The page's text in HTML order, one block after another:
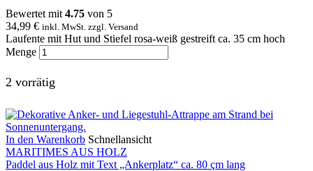
Bewertet mit 4.75 von 5
34,99 € inkl. MwSt. zzgl. Versand
Laufente mit Hut und Stiefel rosa-weiß gestreift ca. 35 cm hoch
Menge
2 vorrätig
In den Warenkorb Schnellansicht
MARITIMES AUS HOLZ
Paddel aus Holz mit Text „Ankerplatz“ ca. 80 çm lang